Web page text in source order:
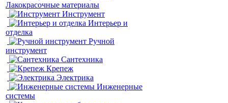
Лакокрасочные материалы
Инструмент
Интерьер и
отделка
Ручной
инструмент
Сантехника
Крепеж
Электрика
Инженерные
системы